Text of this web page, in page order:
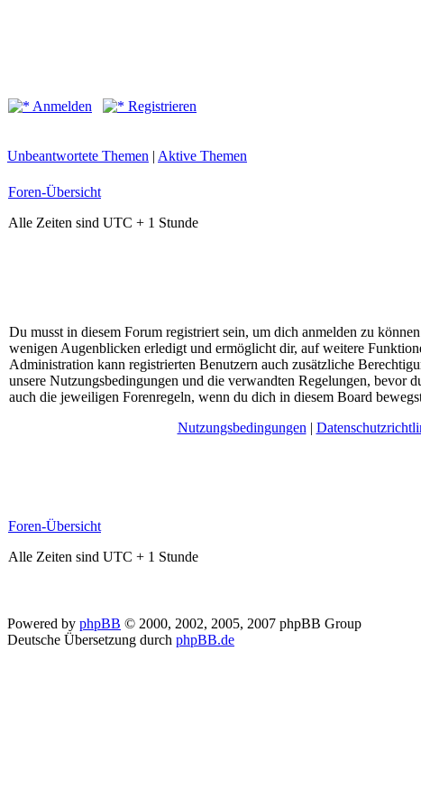
Anmelden
Registrieren
Unbeantwortete Themen | Aktive Themen
Foren-Übersicht
Alle Zeiten sind UTC + 1 Stunde
Du musst in diesem Forum registriert sein, um dich anmelden zu
wenigen Augenblicken erledigt und ermöglicht dir, auf weitere
Administration kann registrierten Benutzern auch zusätzliche
unsere Nutzungsbedingungen und die verwandten Regelungen, bevor
auch die jeweiligen Forenregeln, wenn du dich in diesem Board
Nutzungsbedingungen |
Foren-Übersicht
Alle Zeiten sind UTC + 1 Stunde
Powered by phpBB © 2000, 2002, 2005, 2007 phpBB Group
Deutsche Übersetzung durch phpBB.de